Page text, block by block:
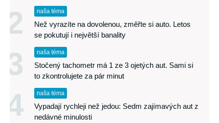
2 naša téma
Než vyrazíte na dovolenou, změřte si auto. Letos
se pokutují i největší banality
3 naša téma
Stočený tachometr má 1 ze 3 ojetých aut. Sami si
to zkontrolujete za pár minut
4 naša téma
Vypadají rychleji než jedou: Sedm zajímavých aut z
nedávné minulosti